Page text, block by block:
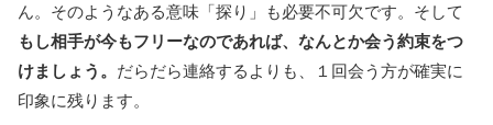
ん。そのようなある意味「探り」も必要不可欠です。そして
もし相手が今もフリーなのであれば、なんとか会う約束をつ
けましょう。 だらだら連絡するよりも、１回会う方が確実に
印象に残ります。